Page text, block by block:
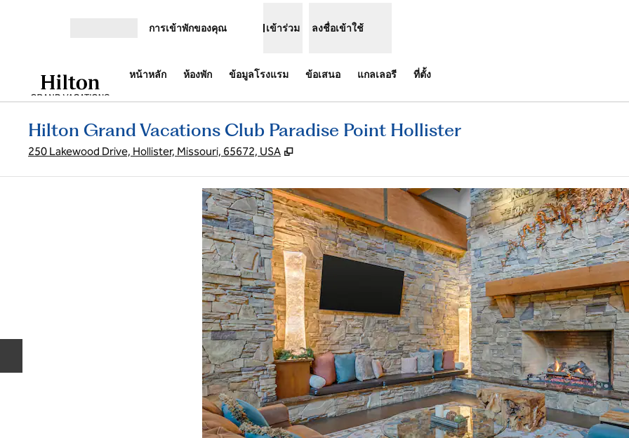
การเข้าพักของคุณ เข้าร่วม ลงชื่อเข้าใช้
หน้าหลัก ห้องพัก ข้อมูลโรงแรม ข้อเสนอ แกลเลอรี ที่ตั้ง
Hilton Grand Vacations Club Paradise Point Hollister
250 Lakewood Drive, Hollister, Missouri, 65672, USA ,